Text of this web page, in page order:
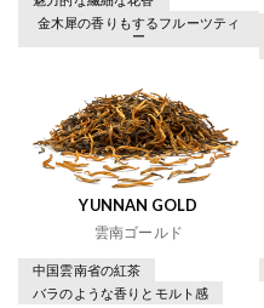
金木犀の香りもするフルーツティ
ー
YUNNAN GOLD
雲南ゴールド
中国雲南省の紅茶
バラのような香りとモルト感